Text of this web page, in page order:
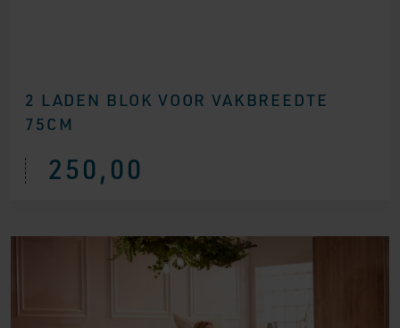
2 LADEN BLOK VOOR VAKBREEDTE
75CM
250,00